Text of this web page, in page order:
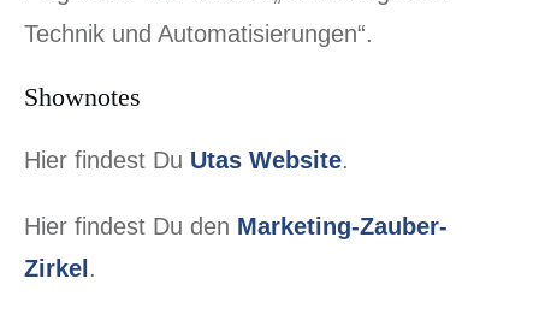
Technik und Automatisierungen“.
Shownotes
Hier findest Du Utas Website.
Hier findest Du den Marketing-Zauber-
Zirkel .